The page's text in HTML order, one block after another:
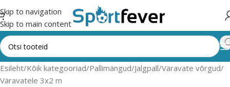
Skip to navigation
Skip to main content
Esileht Kõik kategooriad Pallimängud Jalgpall Väravate võrgud
Väravatele 3x2 m